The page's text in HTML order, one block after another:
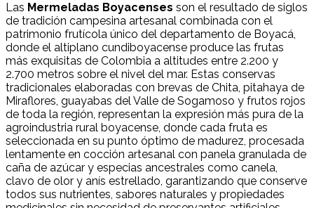
Las Mermeladas Boyacenses son el resultado de siglos
de tradición campesina artesanal combinada con el
patrimonio frutícola único del departamento de Boyacá,
donde el altiplano cundiboyacense produce las frutas
más exquisitas de Colombia a altitudes entre 2.200 y
2.700 metros sobre el nivel del mar. Estas conservas
tradicionales elaboradas con brevas de Chita, pitahaya de
Miraflores, guayabas del Valle de Sogamoso y frutos rojos
de toda la región, representan la expresión más pura de la
agroindustria rural boyacense, donde cada fruta es
seleccionada en su punto óptimo de madurez, procesada
lentamente en cocción artesanal con panela granulada de
caña de azúcar y especias ancestrales como canela,
clavo de olor y anís estrellado, garantizando que conserve
todos sus nutrientes, sabores naturales y propiedades